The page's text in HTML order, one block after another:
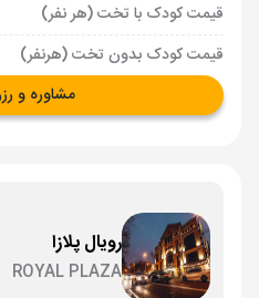
قیمت کودک با تخت (هر نفر)
قیمت کودک بدون تخت (هرنفر)
مشاوره و
رویال پلازا
ROYAL PLAZA